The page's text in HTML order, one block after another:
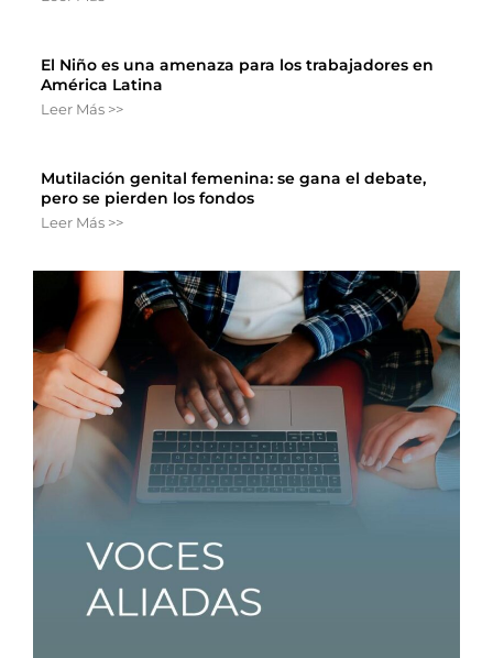
El Niño es una amenaza para los trabajadores en
América Latina
Leer Más >>
Mutilación genital femenina: se gana el debate,
pero se pierden los fondos
Leer Más >>